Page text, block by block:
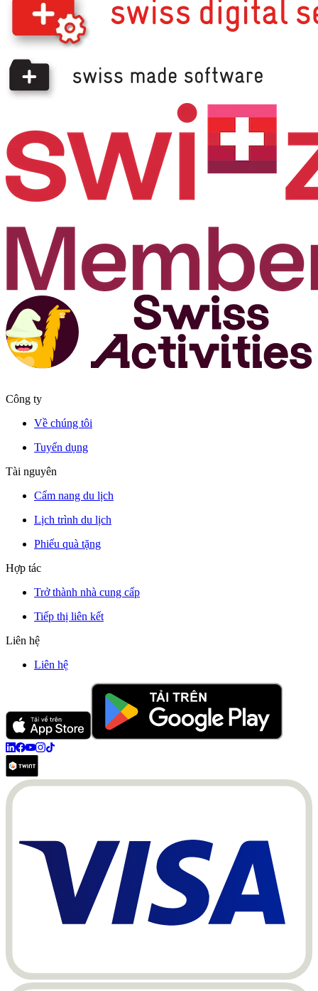
Công ty
Về chúng tôi
Tuyển dụng
Tài nguyên
Cẩm nang du lịch
Lịch trình du lịch
Phiếu quà tặng
Hợp tác
Trở thành nhà cung cấp
Tiếp thị liên kết
Liên hệ
Liên hệ